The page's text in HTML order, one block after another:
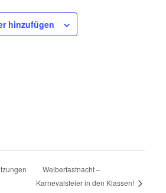
hinzufügen
Weiberfastnacht –
Karnevalsfeier in den Klassen!